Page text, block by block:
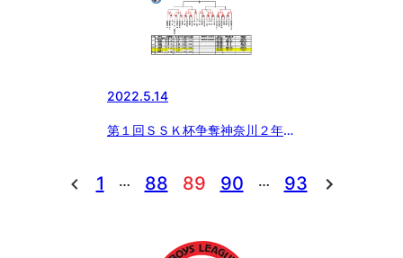
2022.5.14
第１回ＳＳＫ杯争奪神奈川２年生
1 … 88 89 90 … 93